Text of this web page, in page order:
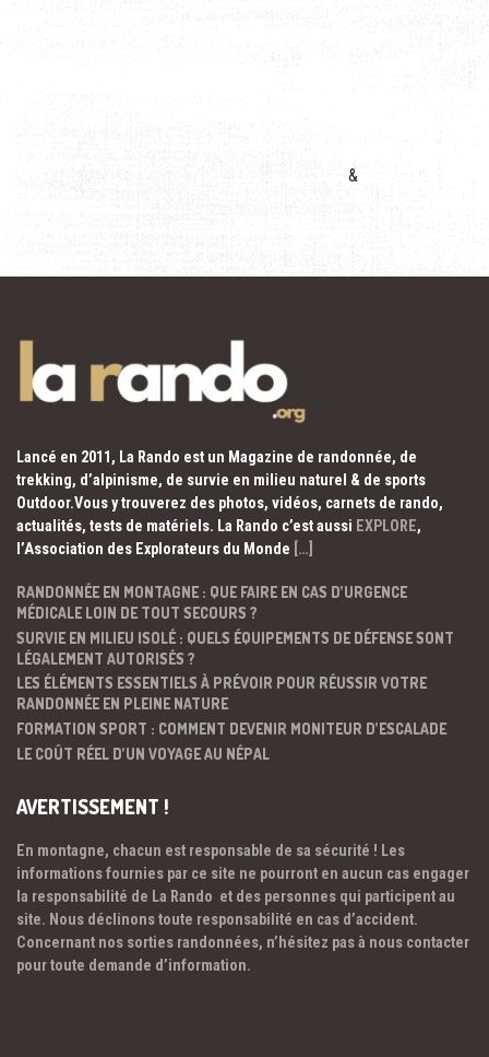
&
Lancé en 2011, La Rando est un Magazine de randonnée, de
trekking, d’alpinisme, de survie en milieu naturel & de sports
Outdoor.Vous y trouverez des photos, vidéos, carnets de rando,
actualités, tests de matériels. La Rando c’est aussi EXPLORE,
l’Association des Explorateurs du Monde […]
RANDONNÉE EN MONTAGNE : QUE FAIRE EN CAS D’URGENCE
MÉDICALE LOIN DE TOUT SECOURS ?
SURVIE EN MILIEU ISOLÉ : QUELS ÉQUIPEMENTS DE DÉFENSE SONT
LÉGALEMENT AUTORISÉS ?
LES ÉLÉMENTS ESSENTIELS À PRÉVOIR POUR RÉUSSIR VOTRE
RANDONNÉE EN PLEINE NATURE
FORMATION SPORT : COMMENT DEVENIR MONITEUR D’ESCALADE
LE COÛT RÉEL D’UN VOYAGE AU NÉPAL
AVERTISSEMENT !
En montagne, chacun est responsable de sa sécurité ! Les
informations fournies par ce site ne pourront en aucun cas engager
la responsabilité de La Rando et des personnes qui participent au
site. Nous déclinons toute responsabilité en cas d’accident.
Concernant nos sorties randonnées, n’hésitez pas à nous contacter
pour toute demande d’information.